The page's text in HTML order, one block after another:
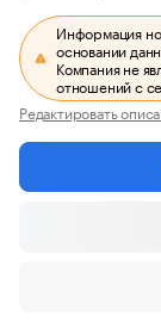
Информация
основании
Компания не
отношений с
Редактировать